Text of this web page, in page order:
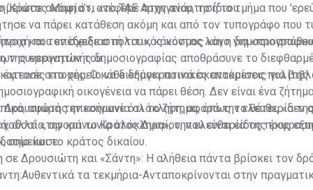
‘Κράτος Μαφία’», ανέφερε στην ανάρτησή του.
ακόμη ότι «το ΤΑΕ Αρχηγείου, το ίδιο τμήμα που
να πάρει κατάθεση ακόμη και από τον τυπογράφο που
και τον σχεδιαστή του», κάνοντας λόγο για
συνεργατών του.
που επέδειξε ο πολιτικός κόσμος και η
της ερευνητικής δημοσιογραφίας αποθράσυνε το
στο σημείο να διεξάγει ποινικές ανακρίσεις για
εποχές. Ο κάθε δημοκρατικά σκεπτόμενος πολίτης
οικογένεια να πάρει θέση. Δεν είναι ένα
αφορά την κοινωνία ολόκληρη, αφορά την ελευθερία
αφορά το Κράτος Δικαίου, που είναι είδος προς
σημείωσε.
Δρουσιώτης επεσήμανε ότι το ζήτημα, όπως το θέτει, «δεν
αλλά «την κοινωνία ολόκληρη», την ελευθερία της
και το κράτος δικαίου.
Δρουσιώτη και «Σάντη»: Η αλήθεια πάντα βρίσκει τον
τα τεκμήρια-Ανταποκρίνονται στην